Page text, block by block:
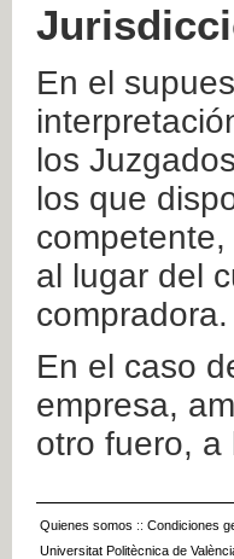
En el
los
los que
al lugar del
compradora.
En el caso
empresa,
otro fuero, a
Quienes somos :: Condiciones
Universitat Politècnica de